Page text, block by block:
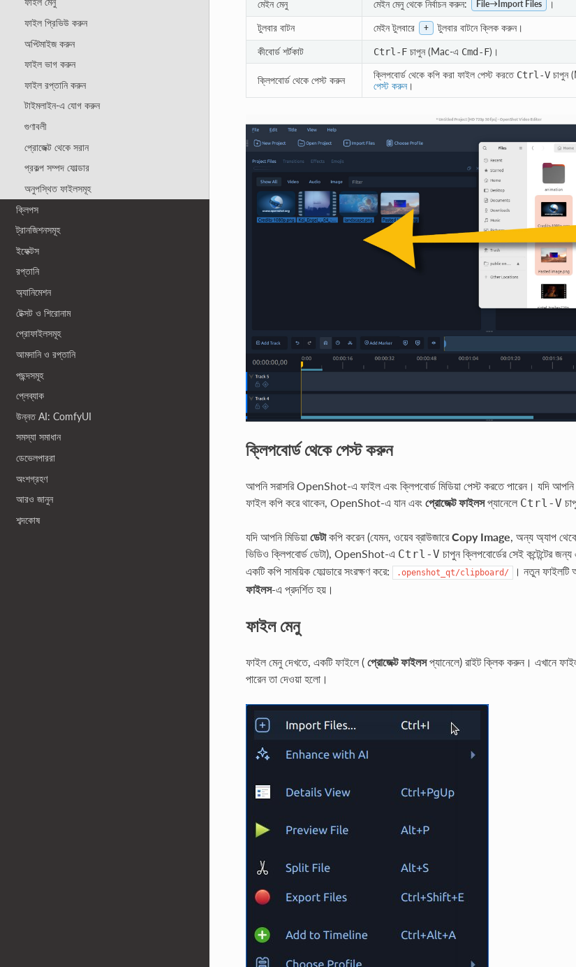
ফাইল প্রিভিউ করুন
অপ্টিমাইজ করুন
ফাইল ভাগ করুন
ফাইল রপ্তানি করুন
টাইমলাইন-এ যোগ করুন
গুণাবলী
প্রোজেক্ট থেকে সরান
প্রকল্প সম্পদ ফোল্ডার
অনুপস্থিত ফাইলসমূহ
ক্লিপস
ট্রানজিশনসমূহ
ইফেক্টস
রপ্তানি
অ্যানিমেশন
টেক্সট ও শিরোনাম
প্রোফাইলসমূহ
আমদানি ও রপ্তানি
পছন্দসমূহ
প্লেব্যাক
উন্নত AI: ComfyUI
সমস্যা সমাধান
ডেভেলপাররা
অংশগ্রহণ
আরও জানুন
শব্দকোষ
মেইন মেনু
মেইন মেনু থেকে নির্বাচন করুন: File→Import Files
।
টুলবার বাটন
মেইন টুলবারে +
টুলবার বাটনে ক্লিক করুন।
কীবোর্ড শর্টকাট
Ctrl -Fচাপুন (Mac-এ Cmd -F)।
ক্লিপবোর্ড থেকে পেস্ট করুন ক্লিপবোর্ড থেকে কপি করা ফাইল পেস্ট করতে Ctrl -Vচাপুন
পেস্ট করুন।
ক্লিপবোর্ড থেকে পেস্ট করুন
আপনি সরাসরি OpenShot-এ ফাইল এবং ক্লিপবোর্ড মিডিয়া পেস্ট করতে পারেন। যদি
ফাইল কপি করে থাকেন, OpenShot-এ যান এবং প্রোজেক্ট ফাইলসপ্যানেলে Ctrl -V
যদি আপনি মিডিয়া ডেটাকপি করেন (যেমন, ওয়েব ব্রাউজারেCopy Image , অন্য অ্যাপ
ভিডিও ক্লিপবোর্ড ডেটা), OpenShot-এ Ctrl -V চাপুন ক্লিপবোর্ডের সেই কন্টেন্টের
একটি কপি সাময়িক ফোল্ডারে সংরক্ষণ করে:
.openshot_qt/clipboard/ । নতুন ফাইলটি
ফাইলস-এ প্রদর্শিত হয়।
ফাইল মেনু
ফাইল মেনু দেখতে, একটি ফাইলে ( প্রোজেক্ট ফাইলসপ্যানেলে) রাইট ক্লিক করুন। এখানে
পারেন তা দেওয়া হলো।